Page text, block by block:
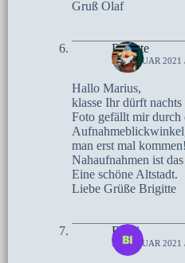
Gruß Olaf
Brigitte
31. JANUAR 2021
Hallo Marius,
klasse Ihr dürft
Foto gefällt mir durch
man erst mal
Nahaufnahmen ist
Eine schöne Altstadt.
Liebe Grüße Brigitte
Biggi
31. JANUAR 2021